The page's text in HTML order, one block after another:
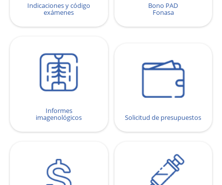
Indicaciones y código
exámenes
Bono PAD
Fonasa
Informes
imagenológicos Solicitud de presupuestos